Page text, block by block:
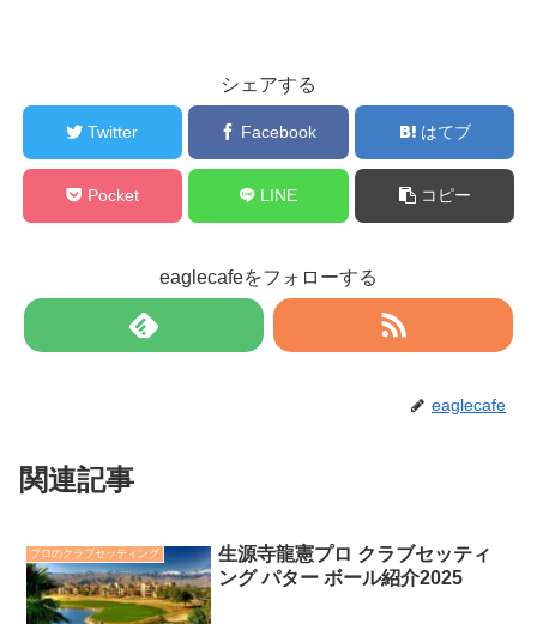
シェアする
Twitter Facebook はてブ
Pocket LINE コピー
eaglecafeをフォローする
eaglecafe
関連記事
プロのクラブセッティング
生源寺龍憲プロ クラブセッティ
ング パター ボール紹介2025